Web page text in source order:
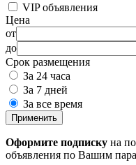
VIP объявления
Цена
от
до
Срок размещения
За 24 часа
За 7 дней
За все время
Применить
Оформите подписку на
объявления по Вашим